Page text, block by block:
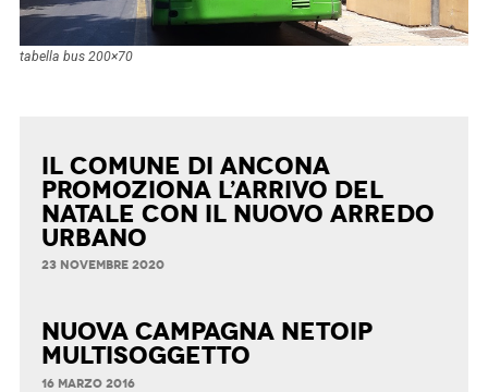
tabella bus 200×70
Il Comune di Ancona
promoziona l’arrivo del
Natale con il nuovo arredo
urbano
23 NOVEMBRE 2020
Nuova Campagna Netoip
Multisoggetto
16 MARZO 2016